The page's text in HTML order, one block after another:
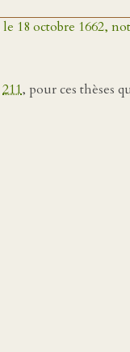
18 octobre 1662,
211, pour ces thèses